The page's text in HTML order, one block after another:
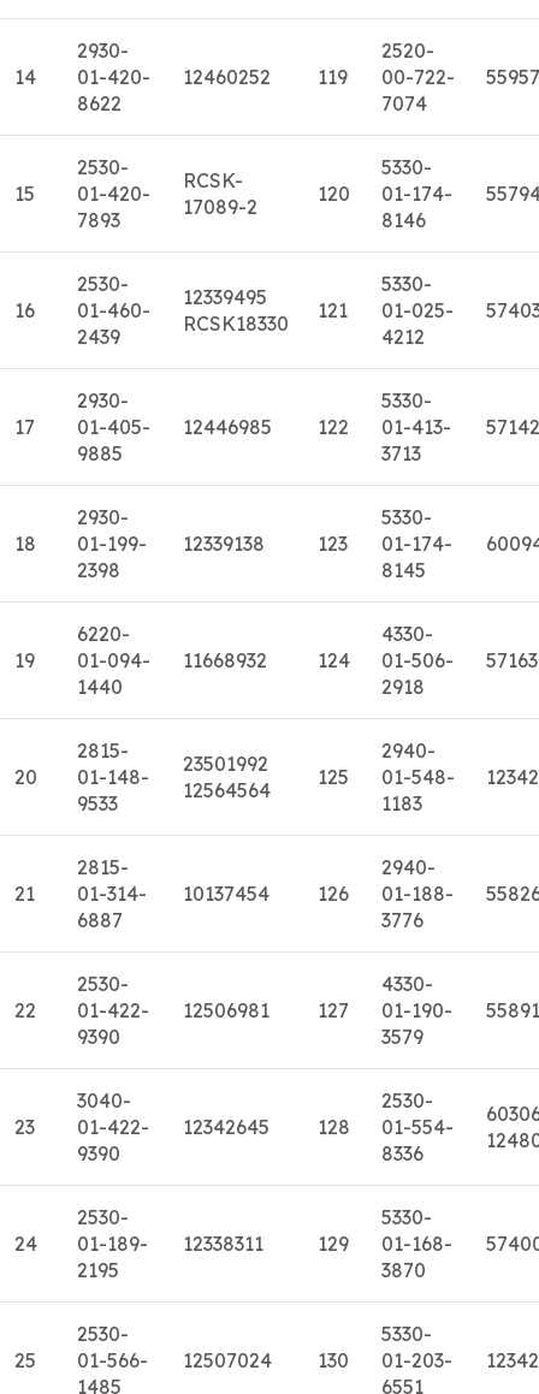
14
2930-
01-420-
8622
12460252 119
2520-
00-722-
7074
15
2530-
01-420-
7893
RCSK-
17089-2
120
5330-
01-174-
8146
16
2530-
01-460-
2439
12339495
RCSK18330
121
5330-
01-025-
4212
17
2930-
01-405-
9885
12446985 122
5330-
01-413-
3713
18
2930-
01-199-
2398
12339138 123
5330-
01-174-
8145
19
6220-
01-094-
1440
11668932 124
4330-
01-506-
2918
20
2815-
01-148-
9533
23501992
12564564
125
2940-
01-548-
1183
21
2815-
01-314-
6887
10137454 126
2940-
01-188-
3776
22
2530-
01-422-
9390
12506981 127
4330-
01-190-
3579
23
3040-
01-422-
9390
12342645 128
2530-
01-554-
8336
24
2530-
01-189-
2195
12338311 129
5330-
01-168-
3870
25
2530-
01-566-
1485
12507024 130
5330-
01-203-
6551